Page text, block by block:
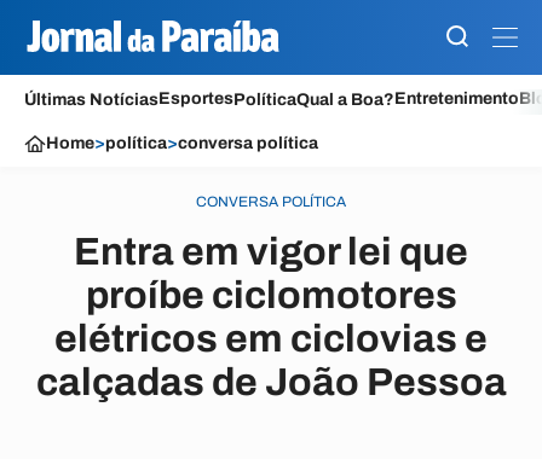
Últimas NotíciasEsportesPolíticaQual a Boa?Entretenimento
Home>política>conversa política
CONVERSA POLÍTICA
Entra em vigor lei que
proíbe ciclomotores
elétricos em ciclovias e
calçadas de João Pessoa